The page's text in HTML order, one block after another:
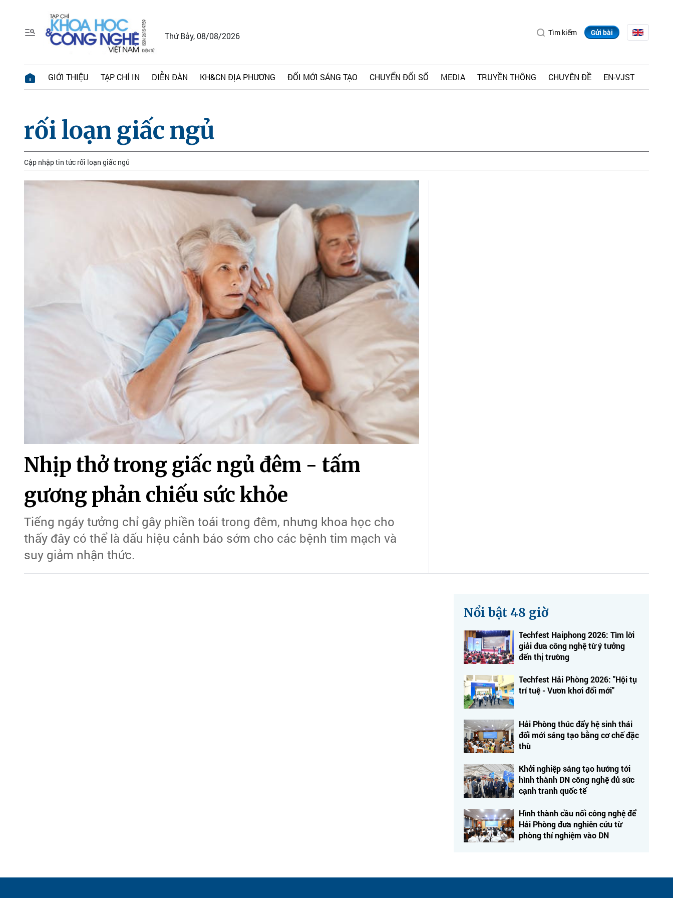
Thứ Bảy, 08/08/2026 Tìm kiếm Gửi bài
GIỚI THIỆU TẠP CHÍ IN DIỄN ĐÀN KH&CN ĐỊA PHƯƠNG ĐỔI MỚI SÁNG TẠO CHUYỂN ĐỔI SỐ MEDIA TRUYỀN THÔNG CHUYÊN ĐỀ EN-VJST
rối loạn giấc ngủ
Cập nhập tin tức rối loạn giấc ngủ
Nhịp thở trong giấc ngủ đêm - tấm
gương phản chiếu sức khỏe
Tiếng ngáy tưởng chỉ gây phiền toái trong đêm, nhưng khoa học cho
thấy đây có thể là dấu hiệu cảnh báo sớm cho các bệnh tim mạch và
suy giảm nhận thức.
Nổi bật 48 giờ
Techfest Haiphong 2026: Tìm lời
giải đưa công nghệ từ ý tưởng
đến thị trường
Techfest Hải Phòng 2026: "Hội tụ
trí tuệ - Vươn khơi đổi mới"
Hải Phòng thúc đẩy hệ sinh thái
đổi mới sáng tạo bằng cơ chế đặc
thù
Khởi nghiệp sáng tạo hướng tới
hình thành DN công nghệ đủ sức
cạnh tranh quốc tế
Hình thành cầu nối công nghệ để
Hải Phòng đưa nghiên cứu từ
phòng thí nghiệm vào DN